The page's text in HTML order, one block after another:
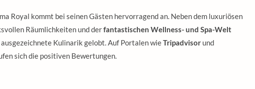
Royal kommt bei seinen Gästen hervorragend an. Neben dem luxuriösen
Räumlichkeiten und derfantastischen Wellness- und Spa-Welt
Kulinarik gelobt. Auf Portalen wieTripadvisor und
sich die positiven Bewertungen.